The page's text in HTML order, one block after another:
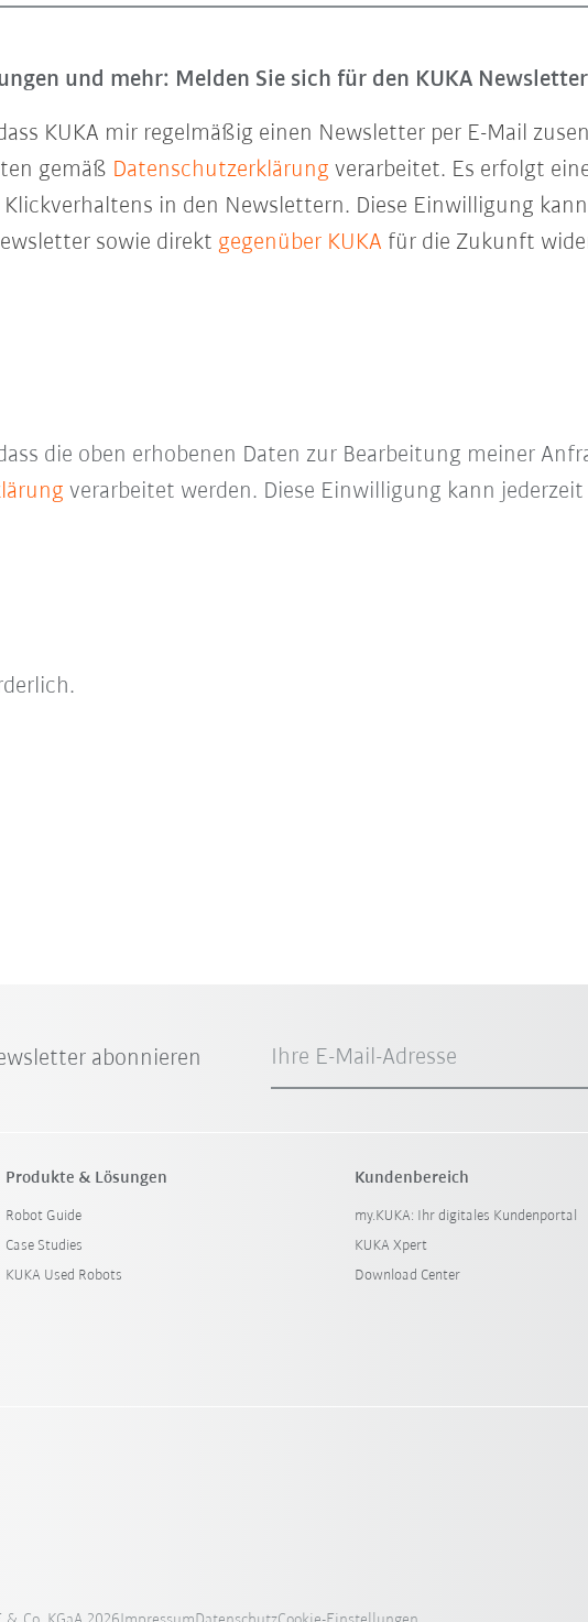
und mehr: Melden Sie sich für den KUKA
KUKA mir regelmäßig einen Newsletter per E-Mail
gemäß Datenschutzerklärung verarbeitet. Es erfolgt
in den Newslettern. Diese Einwilligung
sowie direkt gegenüber KUKA für die Zukunft
die oben erhobenen Daten zur Bearbeitung meiner
verarbeitet werden. Diese Einwilligung kann
abonnieren Ihre E-Mail-Adresse
Produkte & Lösungen
Robot Guide
Case Studies
KUKA Used Robots
Kundenbereich
my.KUKA: Ihr digitales Kundenportal
KUKA Xpert
Download Center